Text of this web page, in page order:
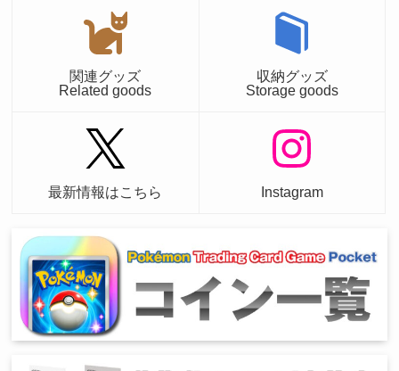
関連グッズ
Related goods
収納グッズ
Storage goods
最新情報はこちら Instagram